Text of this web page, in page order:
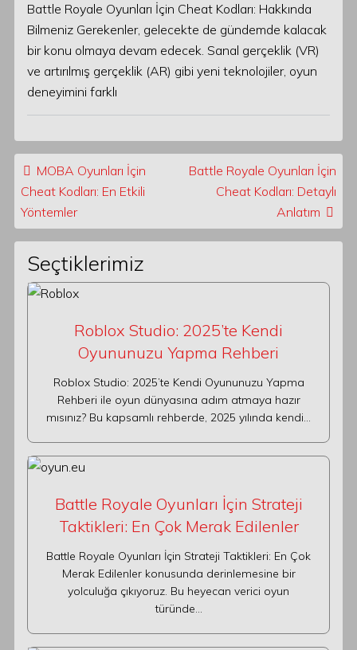
Battle Royale Oyunları İçin Cheat Kodları: Hakkında
Bilmeniz Gerekenler, gelecekte de gündemde kalacak
bir konu olmaya devam edecek. Sanal gerçeklik (VR)
ve artırılmış gerçeklik (AR) gibi yeni teknolojiler, oyun
deneyimini farklı
Post navigation
MOBA Oyunları İçin
Cheat Kodları: En Etkili
Yöntemler
Battle Royale Oyunları İçin
Cheat Kodları: Detaylı
Anlatım
Seçtiklerimiz
Roblox Studio: 2025’te Kendi
Oyununuzu Yapma Rehberi
Roblox Studio: 2025’te Kendi Oyununuzu Yapma
Rehberi ile oyun dünyasına adım atmaya hazır
mısınız? Bu kapsamlı rehberde, 2025 yılında kendi…
Battle Royale Oyunları İçin Strateji
Taktikleri: En Çok Merak Edilenler
Battle Royale Oyunları İçin Strateji Taktikleri: En Çok
Merak Edilenler konusunda derinlemesine bir
yolculuğa çıkıyoruz. Bu heyecan verici oyun
türünde…